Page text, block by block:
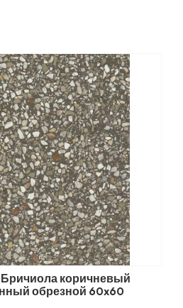
коричневый
обрезной 60x60